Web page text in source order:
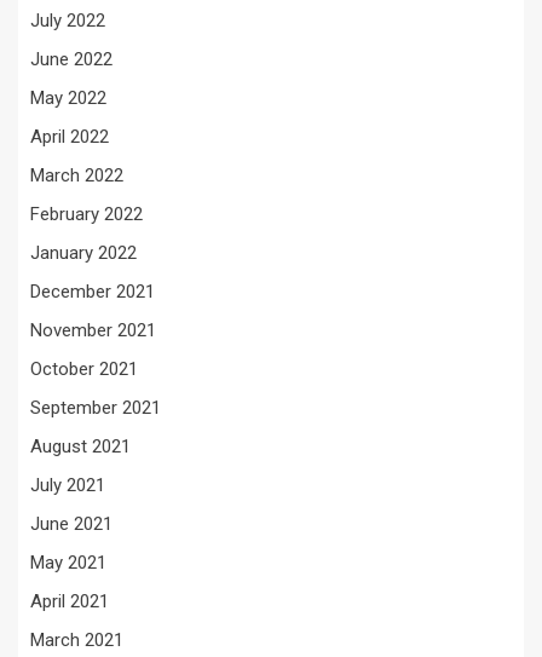
July 2022
June 2022
May 2022
April 2022
March 2022
February 2022
January 2022
December 2021
November 2021
October 2021
September 2021
August 2021
July 2021
June 2021
May 2021
April 2021
March 2021